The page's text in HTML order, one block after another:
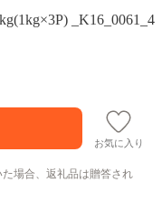
_K16_0061_4
お気に入り
場合、返礼品は贈答され